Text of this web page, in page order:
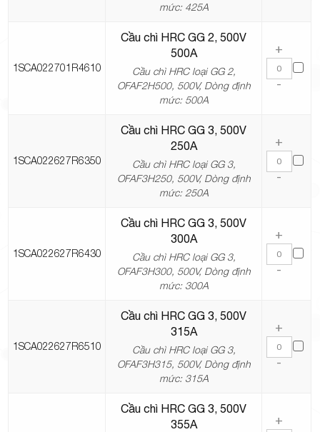
mức: 425A
1SCA022701R4610
Cầu chì HRC GG 2, 500V
500A
Cầu chì HRC loại GG 2,
OFAF2H500, 500V, Dòng định
mức: 500A
+
-
1SCA022627R6350
Cầu chì HRC GG 3, 500V
250A
Cầu chì HRC loại GG 3,
OFAF3H250, 500V, Dòng định
mức: 250A
+
-
1SCA022627R6430
Cầu chì HRC GG 3, 500V
300A
Cầu chì HRC loại GG 3,
OFAF3H300, 500V, Dòng định
mức: 300A
+
-
1SCA022627R6510
Cầu chì HRC GG 3, 500V
315A
Cầu chì HRC loại GG 3,
OFAF3H315, 500V, Dòng định
mức: 315A
+
-
Cầu chì HRC GG 3, 500V
355A
+